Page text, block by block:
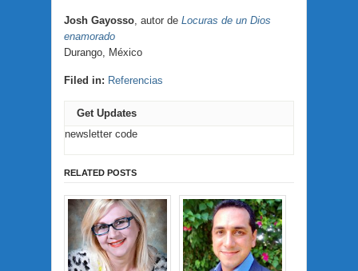
Josh Gayosso, autor de Locuras de un Dios
enamorado
Durango, México
Filed in: Referencias
Get Updates
newsletter code
RELATED POSTS